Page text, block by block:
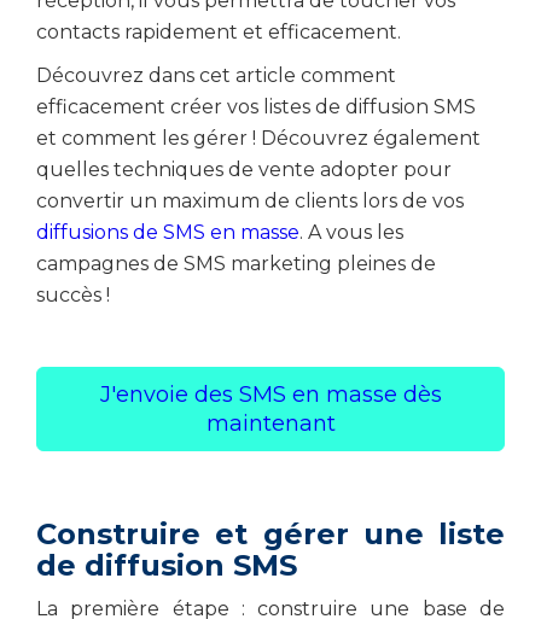
contacts rapidement et efficacement.
Découvrez dans cet article comment
efficacement créer vos listes de diffusion SMS
et comment les gérer ! Découvrez également
quelles techniques de vente adopter pour
convertir un maximum de clients lors de vos
diffusions de SMS en masse. A vous les
campagnes de SMS marketing pleines de
succès !
J'envoie des SMS en masse dès
maintenant
Construire et gérer une liste
de diffusion SMS
La première étape : construire une base de